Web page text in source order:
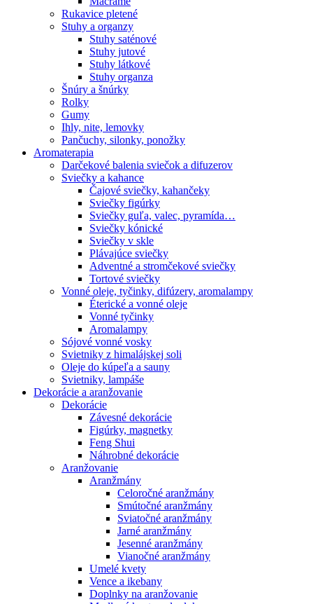
Rukavice pletené
Stuhy a organzy
Stuhy saténové
Stuhy jutové
Stuhy látkové
Stuhy organza
Šnúry a šnúrky
Rolky
Gumy
Ihly, nite, lemovky
Pančuchy, silonky, ponožky
Aromaterapia
Darčekové balenia sviečok a difuzerov
Sviečky a kahance
Čajové sviečky, kahančeky
Sviečky figúrky
Sviečky guľa, valec, pyramída…
Sviečky kónické
Sviečky v skle
Plávajúce sviečky
Adventné a stromčekové sviečky
Tortové sviečky
Vonné oleje, tyčinky, difúzery, aromalampy
Éterické a vonné oleje
Vonné tyčinky
Aromalampy
Sójové vonné vosky
Svietniky z himalájskej soli
Oleje do kúpeľa a sauny
Svietniky, lampáše
Dekorácie a aranžovanie
Dekorácie
Závesné dekorácie
Figúrky, magnetky
Feng Shui
Náhrobné dekorácie
Aranžovanie
Aranžmány
Celoročné aranžmány
Smútočné aranžmány
Sviatočné aranžmány
Jarné aranžmány
Jesenné aranžmány
Vianočné aranžmány
Umelé kvety
Vence a ikebany
Doplnky na aranžovanie